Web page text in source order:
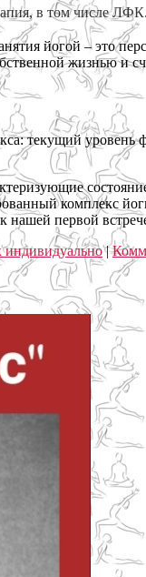
в том числе ЛФК.
йогой – это
жизнью и
текущий уровень
комплекс
нашей первой
индивидуально |